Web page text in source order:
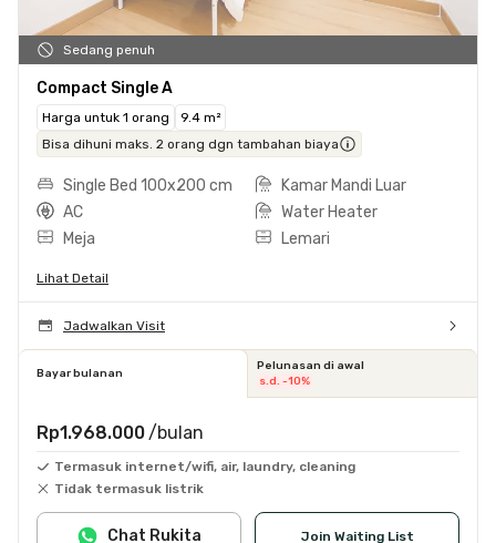
Sedang penuh
Compact Single A
Harga untuk 1 orang
9.4 m²
Bisa dihuni maks. 2 orang dgn tambahan biaya
Single Bed 100x200 cm
Kamar Mandi Luar
AC
Water Heater
Meja
Lemari
Lihat Detail
Jadwalkan Visit
Bayar bulanan
Pelunasan di awal
s.d. -10%
Rp1.968.000 /bulan
Termasuk internet/wifi, air, laundry, cleaning
Tidak termasuk listrik
Join Waiting List
Chat Rukita